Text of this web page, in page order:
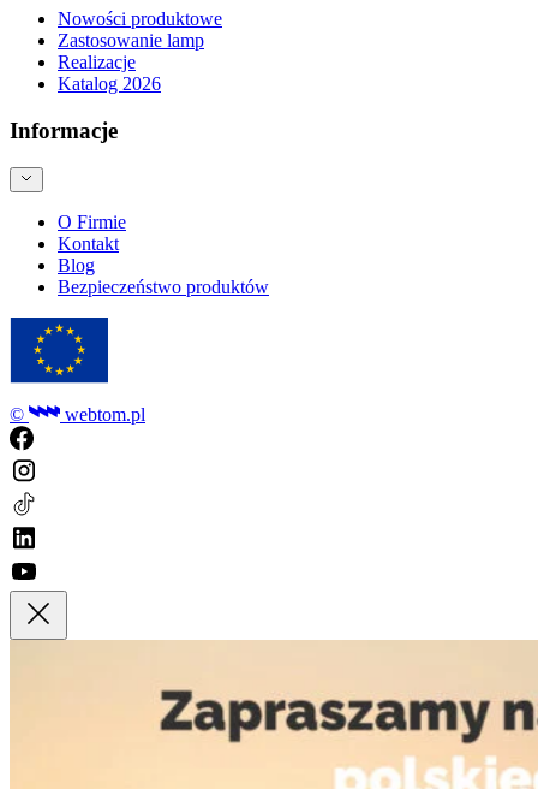
Nowości produktowe
Zastosowanie lamp
Realizacje
Katalog 2026
Informacje
O Firmie
Kontakt
Blog
Bezpieczeństwo produktów
© webtom.pl